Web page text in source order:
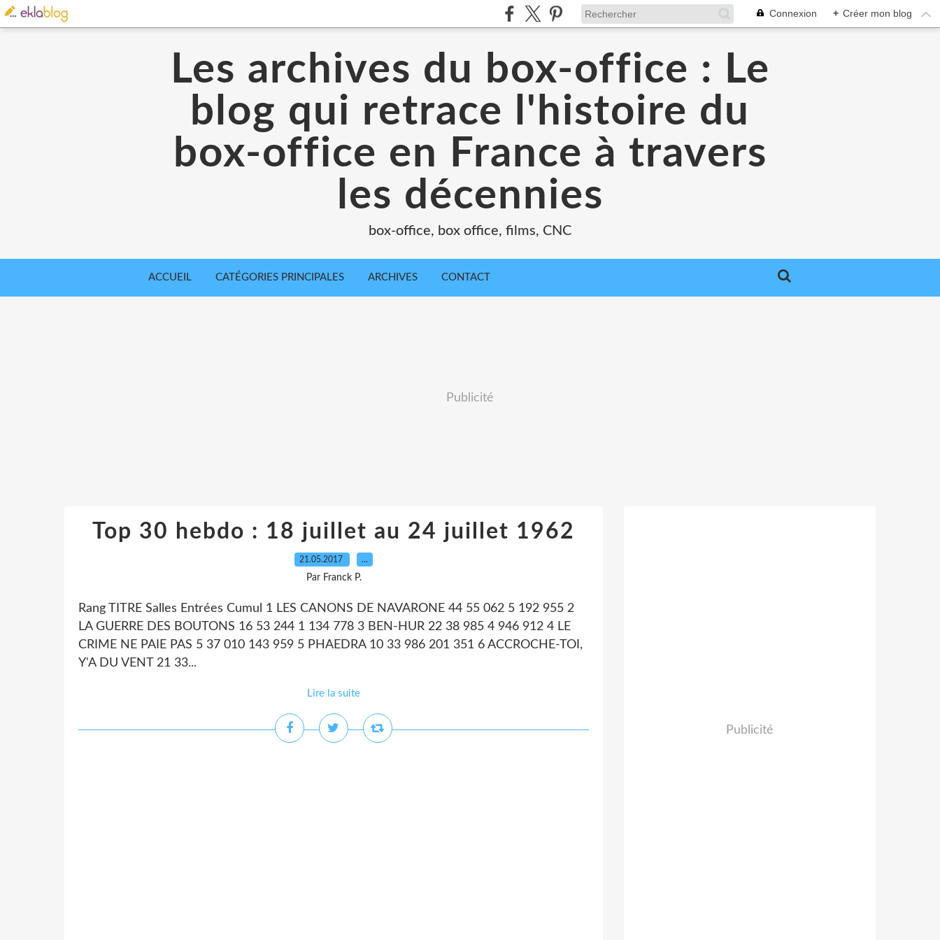
Connexion + Créer mon blog
Les archives du box-office : Le
blog qui retrace l'histoire du
box-office en France à travers
les décennies
box-office, box office, films, CNC
ACCUEIL CATÉGORIES PRINCIPALES ARCHIVES CONTACT
Publicité
Top 30 hebdo : 18 juillet au 24 juillet 1962
21.05.2017 …
Par Franck P.
Rang TITRE Salles Entrées Cumul 1 LES CANONS DE NAVARONE 44 55 062 5 192 955 2
LA GUERRE DES BOUTONS 16 53 244 1 134 778 3 BEN-HUR 22 38 985 4 946 912 4 LE
CRIME NE PAIE PAS 5 37 010 143 959 5 PHAEDRA 10 33 986 201 351 6 ACCROCHE-TOI,
Y'A DU VENT 21 33...
Lire la suite
Publicité